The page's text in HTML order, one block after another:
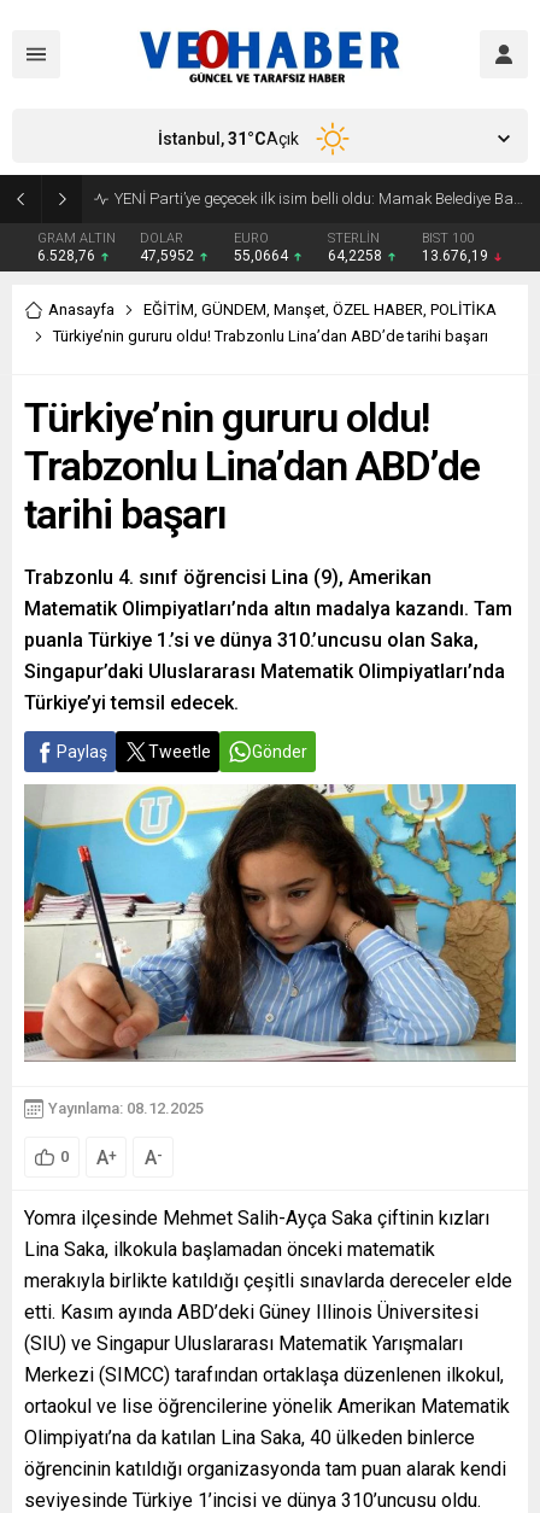
YENİ Parti’ye geçecek ilk isim belli oldu: Mamak Belediye Başkanı CHP’den istifa etti
GRAM ALTIN
6.528,76
DOLAR
47,5952
EURO
55,0664
STERLİN
64,2258
BIST 100
13.676,19
İstanbul,31°CAçık
Anasayfa EĞİTİM, GÜNDEM, Manşet, ÖZEL HABER, POLİTİKA
Türkiye’nin gururu oldu! Trabzonlu Lina’dan ABD’de tarihi başarı
Türkiye’nin gururu oldu!
Trabzonlu Lina’dan ABD’de
tarihi başarı
Trabzonlu 4. sınıf öğrencisi Lina (9), Amerikan
Matematik Olimpiyatları’nda altın madalya kazandı. Tam
puanla Türkiye 1.’si ve dünya 310.’uncusu olan Saka,
Singapur’daki Uluslararası Matematik Olimpiyatları’nda
Türkiye’yi temsil edecek.
Paylaş Tweetle Gönder
Yayınlama: 08.12.2025
0 A+ A-
Yomra ilçesinde Mehmet Salih-Ayça Saka çiftinin kızları
Lina Saka, ilkokula başlamadan önceki matematik
merakıyla birlikte katıldığı çeşitli sınavlarda dereceler elde
etti. Kasım ayında ABD’deki Güney Illinois Üniversitesi
(SIU) ve Singapur Uluslararası Matematik Yarışmaları
Merkezi (SIMCC) tarafından ortaklaşa düzenlenen ilkokul,
ortaokul ve lise öğrencilerine yönelik Amerikan Matematik
Olimpiyatı’na da katılan Lina Saka, 40 ülkeden binlerce
öğrencinin katıldığı organizasyonda tam puan alarak kendi
seviyesinde Türkiye 1’incisi ve dünya 310’uncusu oldu.